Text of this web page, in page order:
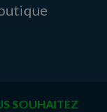
SOUHAITEZ